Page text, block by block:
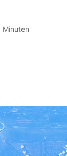
Minuten